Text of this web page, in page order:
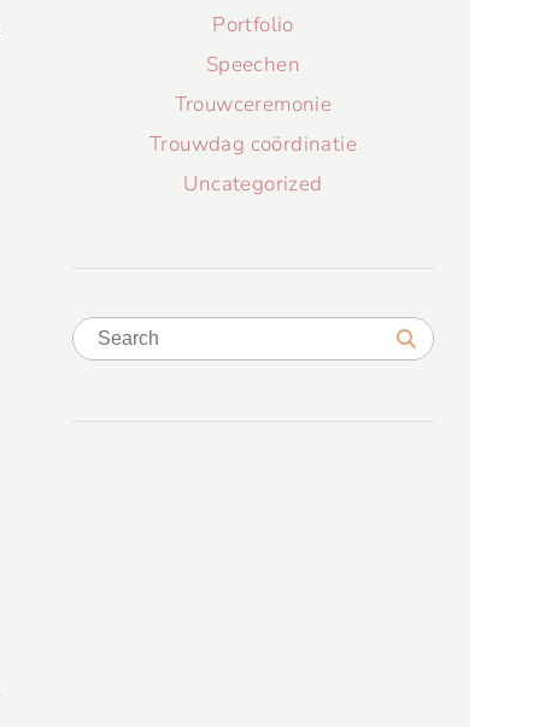
Portfolio
Speechen
Trouwceremonie
Trouwdag coördinatie
Uncategorized